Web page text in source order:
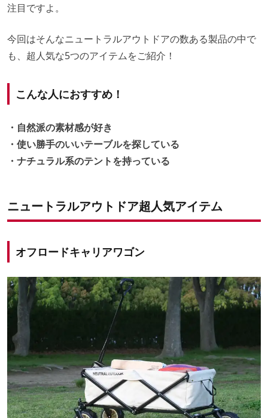
注目ですよ。
今回はそんなニュートラルアウトドアの数ある製品の中で
も、超人気な5つのアイテムをご紹介！
こんな人におすすめ！
・自然派の素材感が好き
・使い勝手のいいテーブルを探している
・ナチュラル系のテントを持っている
ニュートラルアウトドア超人気アイテム
オフロードキャリアワゴン